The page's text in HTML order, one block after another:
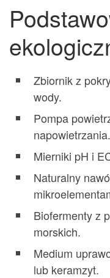
Zbiornik z
wody.
Pompa
napowietrzania.
Mierniki pH i
Naturalny
Biofermenty z
morskich.
Medium
lub keramzyt.